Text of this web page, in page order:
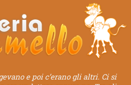
e poi c’erano gli altri. Ci si